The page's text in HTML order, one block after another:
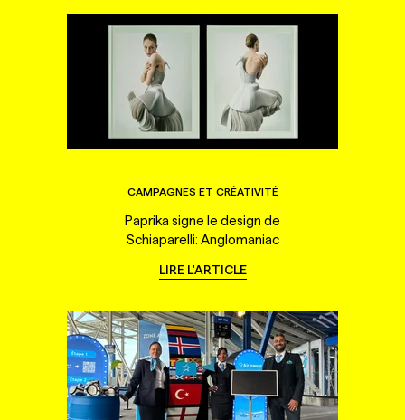
CAMPAGNES ET CRÉATIVITÉ
Paprika signe le design de
Schiaparelli: Anglomaniac
LIRE L'ARTICLE